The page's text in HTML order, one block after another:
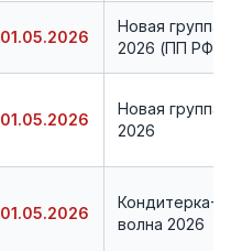
01.05.2026
Новая группа
2026 (ПП РФ
01.05.2026
Новая группа
2026
01.05.2026
Кондитерка-2
волна 2026